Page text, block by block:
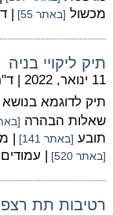
מכשול [באתר 55] |
תיק ליקויי בניה
11 ינואר, 2022 |
תיק לדוגמא בנושא
שאלות הבהרה [באתר
תובע [באתר 141] |
[באתר 520] | עמודים
רטיבות תת